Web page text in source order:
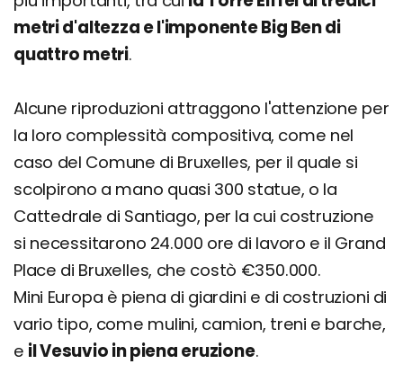
metri d'altezza e l'imponente Big Ben di
quattro metri.
Alcune riproduzioni attraggono l'attenzione per
la loro complessità compositiva, come nel
caso del Comune di Bruxelles, per il quale si
scolpirono a mano quasi 300 statue, o la
Cattedrale di Santiago, per la cui costruzione
si necessitarono 24.000 ore di lavoro e il Grand
Place di Bruxelles, che costò €350.000.
Mini Europa è piena di giardini e di costruzioni di
vario tipo, come mulini, camion, treni e barche,
e il Vesuvio in piena eruzione.